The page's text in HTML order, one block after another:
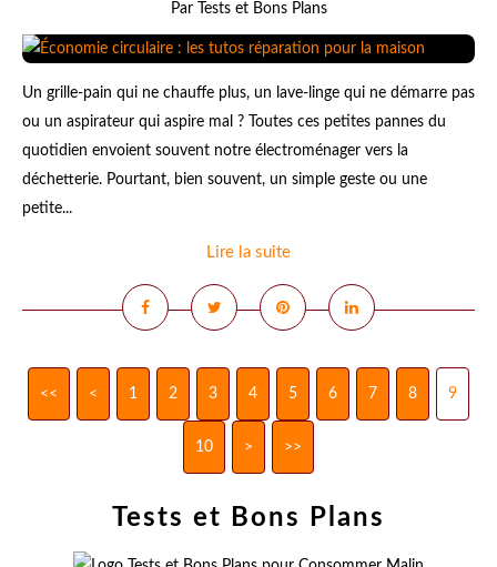
Par Tests et Bons Plans
Un grille-pain qui ne chauffe plus, un lave-linge qui ne démarre pas
ou un aspirateur qui aspire mal ? Toutes ces petites pannes du
quotidien envoient souvent notre électroménager vers la
déchetterie. Pourtant, bien souvent, un simple geste ou une
petite...
Lire la suite
<< < 1 2 3 4 5 6 7 8 9
10 20
30
> >>
Tests et Bons Plans